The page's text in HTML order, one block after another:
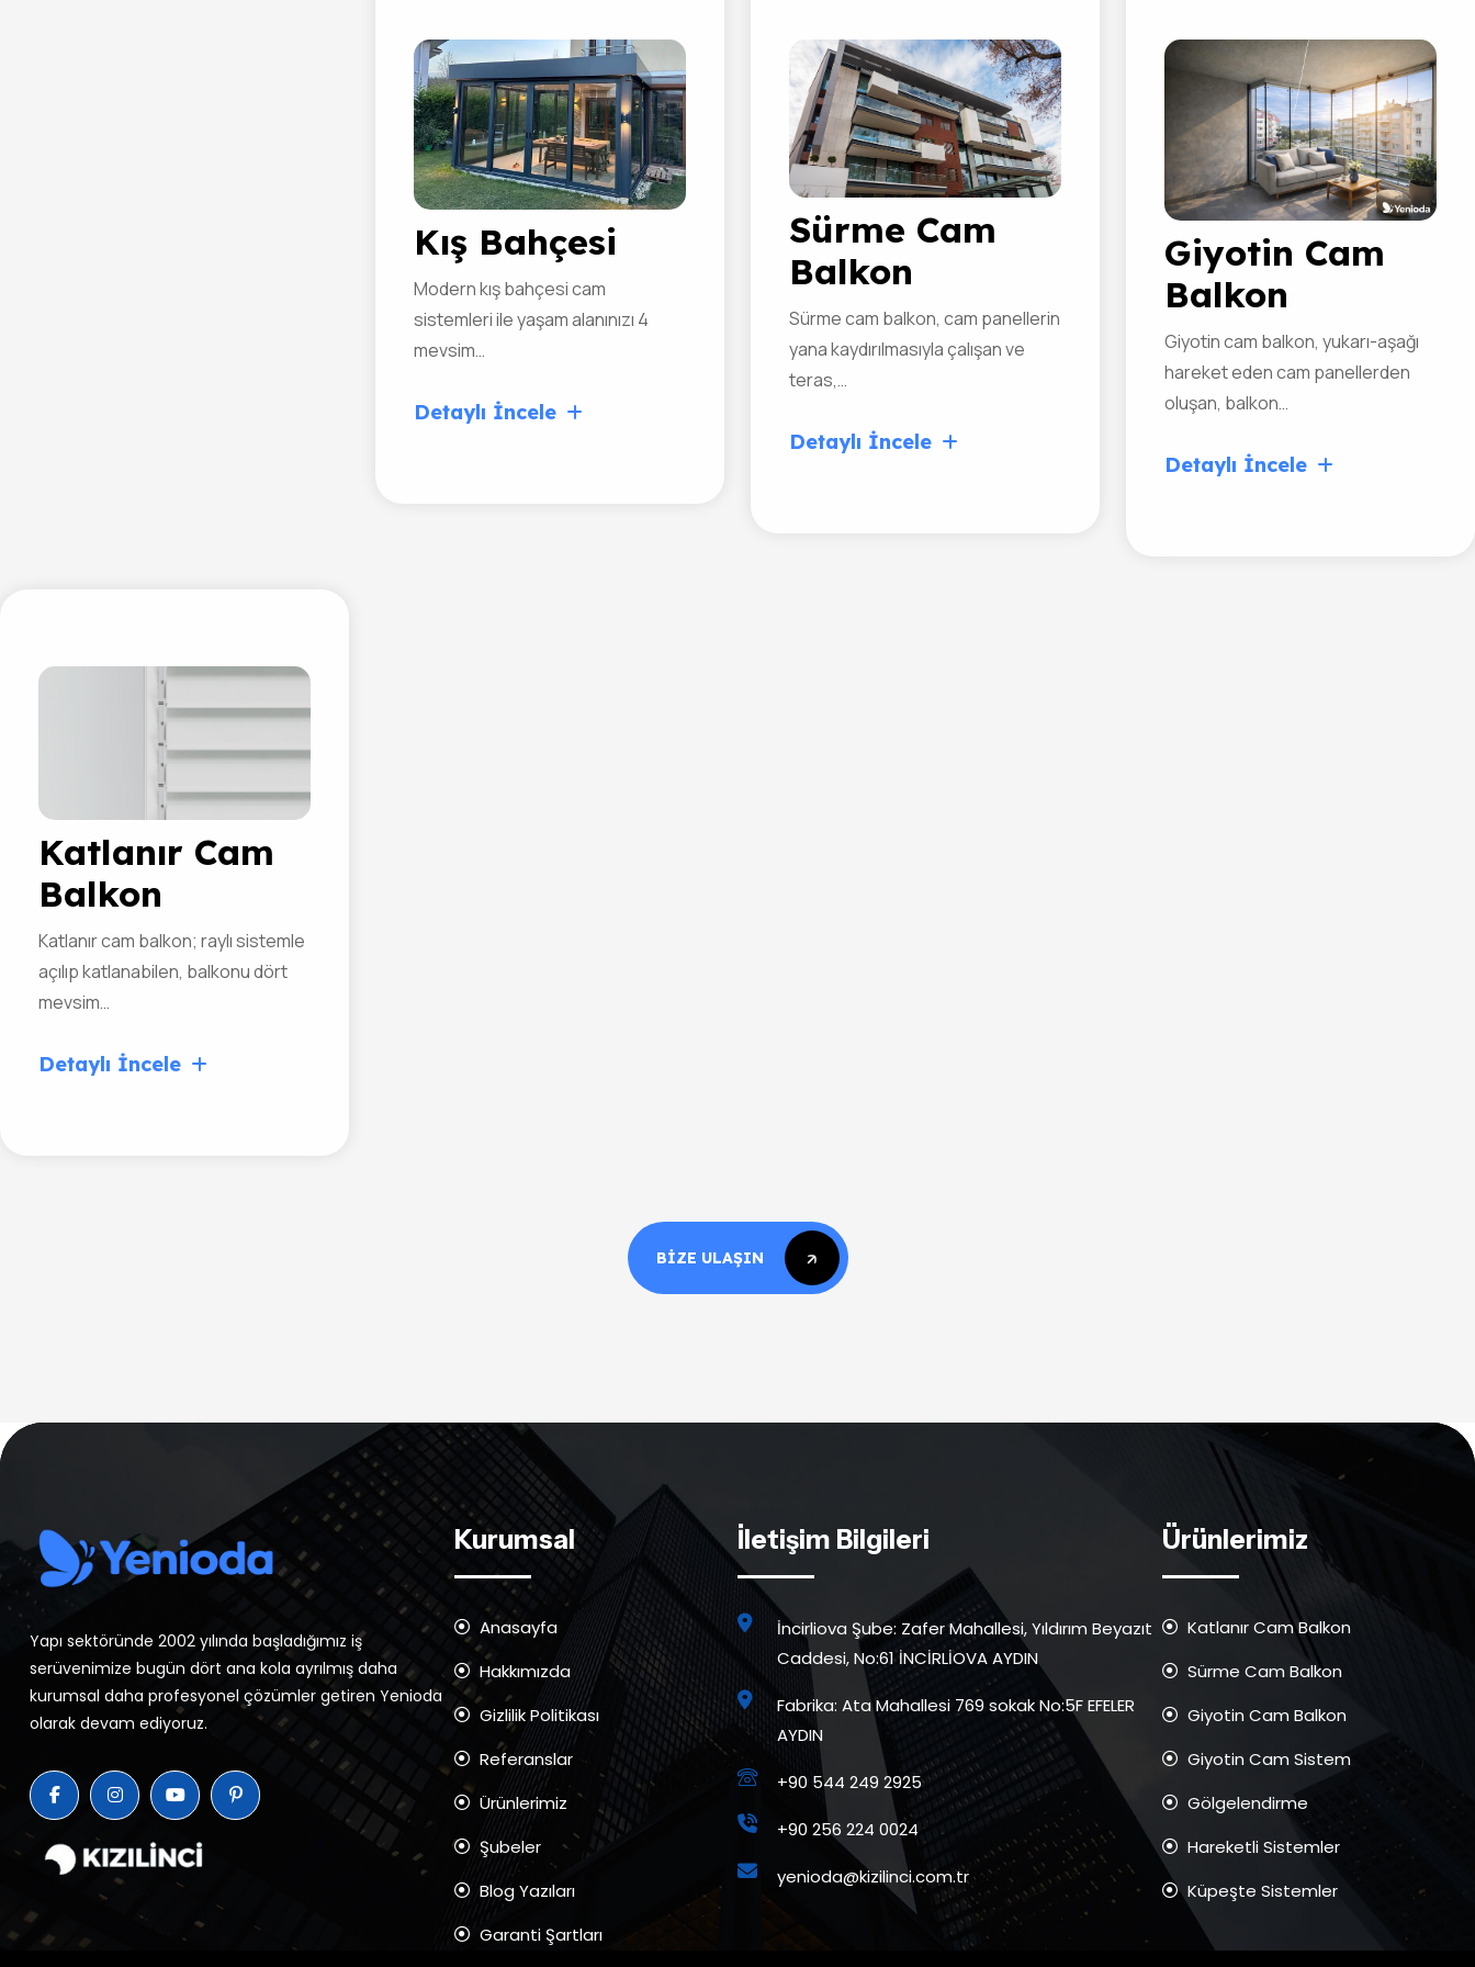
01
Kış Bahçesi
Modern kış bahçesi cam
sistemleri ile yaşam alanınızı 4
mevsim…
Detaylı İncele
02
Sürme Cam
Balkon
Sürme cam balkon, cam panellerin
yana kaydırılmasıyla çalışan ve
teras,…
Detaylı İncele
03
Giyotin Cam
Balkon
Giyotin cam balkon, yukarı-aşağı
hareket eden cam panellerden
oluşan, balkon…
Detaylı İncele
04
Katlanır Cam
Balkon
Katlanır cam balkon; raylı sistemle
açılıp katlanabilen, balkonu dört
mevsim…
Detaylı İncele
BIZE ULAŞIN
Yapı sektöründe 2002 yılında başladığımız iş
serüvenimize bugün dört ana kola ayrılmış daha
kurumsal daha profesyonel çözümler getiren Yenioda
olarak devam ediyoruz.
Kurumsal
Anasayfa
Hakkımızda
Gizlilik Politikası
Referanslar
Ürünlerimiz
Şubeler
Blog Yazıları
Garanti Şartları
İletişim Bilgileri
İncirliova Şube: Zafer Mahallesi, Yıldırım Beyazıt
Caddesi, No:61 İNCİRLİOVA AYDIN
Fabrika: Ata Mahallesi 769 sokak No:5F EFELER
AYDIN
+90 544 249 2925
+90 256 224 0024
yenioda@kizilinci.com.tr
Ürünlerimiz
Katlanır Cam Balkon
Sürme Cam Balkon
Giyotin Cam Balkon
Giyotin Cam Sistem
Gölgelendirme
Hareketli Sistemler
Küpeşte Sistemler